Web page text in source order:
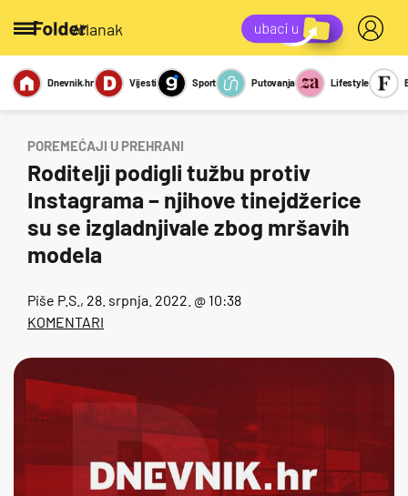
/članak
Miks Kviz
Report
Sexy
Dnevnik.hr Vijesti Sport Putovanja Lifestyle
POREMEĆAJI U PREHRANI
Roditelji podigli tužbu protiv
Instagrama – njihove tinejdžerice
su se izgladnjivale zbog mršavih
modela
Piše P.S. , 28. srpnja. 2022. @ 10:38
KOMENTARI